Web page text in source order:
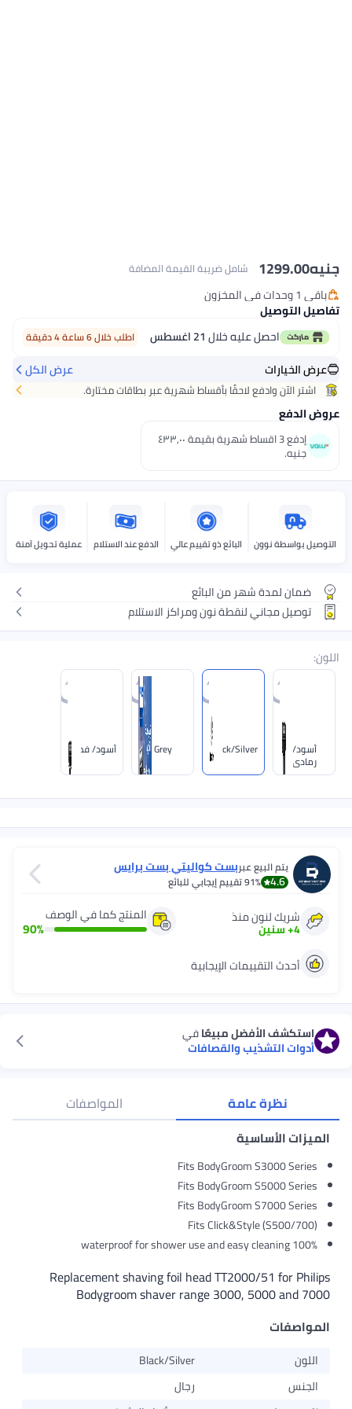
ضريبة القيمة المضافة
خلال21 اغسطس اطلب خلال 6 ساعة 4 دقيقة
بأقساط شهرية عبر بطاقات مختارة.
إدفع 3 اقساط شهرية بقيمة ٤٣٣٫٠٠
ذو تقييم عالي الدفع عند الاستلام عملية تحويل آمنة
البائع
نون ومراكز الاستلام
Grey أسود/ فضي
بست كواليتي بست برايس
إيجابي للبائع
المنتج كما في الوصف
90 %
الإيجابية
مبيعًافي
المواصفات
Fits
Fits
Fits
Fits
Replacement shaving foil head
Bodygroom shaver range
Black/Silver
رجال